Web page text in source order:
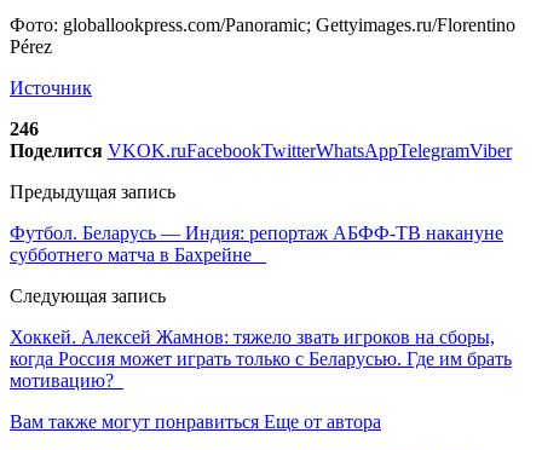
Фото: globallookpress.com/Panoramic; Gettyimages.ru/Florentino
Pérez
Источник
246
Поделится VKOK.ruFacebookTwitterWhatsAppTelegramViber
Предыдущая запись
Футбол. Беларусь — Индия: репортаж АБФФ-ТВ накануне
субботнего матча в Бахрейне
Следующая запись
Хоккей. Алексей Жамнов: тяжело звать игроков на сборы,
когда Россия может играть только с Беларусью. Где им брать
мотивацию?
Вам также могут понравиться Еще от автора